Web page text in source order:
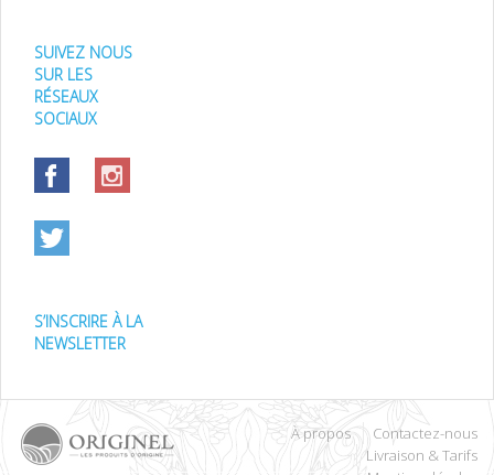
SUIVEZ NOUS
SUR LES
RÉSEAUX
SOCIAUX
S’INSCRIRE À LA
NEWSLETTER
À propos
Contactez-nous
Livraison & Tarifs